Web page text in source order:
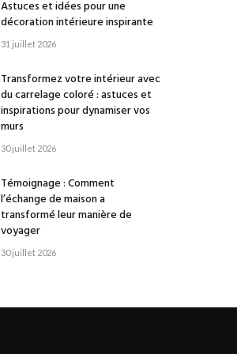
Astuces et idées pour une
décoration intérieure inspirante
31 juillet 2026
Transformez votre intérieur avec
du carrelage coloré : astuces et
inspirations pour dynamiser vos
murs
30 juillet 2026
Témoignage : Comment
l’échange de maison a
transformé leur manière de
voyager
30 juillet 2026